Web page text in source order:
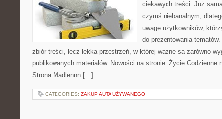
ciekawych treści. Już
czymś niebanalnym,
uwagę użytkowników,
do prezentowania
zbiór treści, lecz lekka przestrzeń, w której ważne są zarówno
publikowanych materiałów. Nowości na stronie: Życie Codzienne
Strona Madlennn […]
CATEGORIES: ZAKUP AUTA UŻYWANEGO